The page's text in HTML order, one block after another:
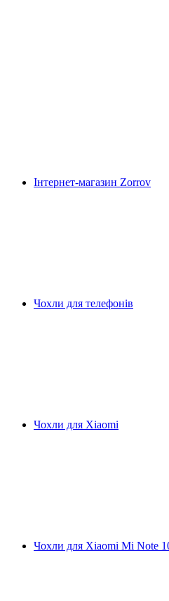
Інтернет-магазин Zorrov
Чохли для телефонів
Чохли для Xiaomi
Чохли для Xiaomi Mi Note